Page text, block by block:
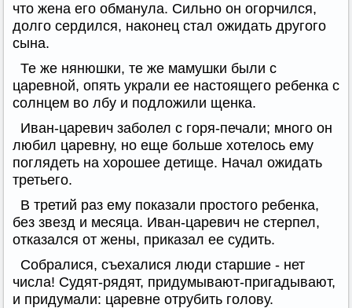
что жена его обманула. Сильно он огорчился,
долго сердился, наконец стал ожидать другого
сына.
Те же нянюшки, те же мамушки были с
царевной, опять украли ее настоящего ребенка с
солнцем во лбу и подложили щенка.
Иван-царевич заболел с горя-печали; много он
любил царевну, но еще больше хотелось ему
поглядеть на хорошее детище. Начал ожидать
третьего.
В третий раз ему показали простого ребенка,
без звезд и месяца. Иван-царевич не стерпел,
отказался от жены, приказал ее судить.
Собралися, съехалися люди старшие - нет
числа! Судят-рядят, придумывают-пригадывают,
и придумали: царевне отрубить голову.